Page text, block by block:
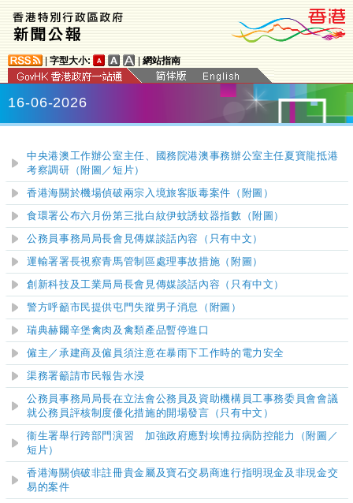
字型大小: 網站指南
16-06-2026
中央港澳工作辦公室主任、國務院港澳事務辦公室主任夏寶龍抵港
考察調研 （附圖／短片）
香港海關於機場偵破兩宗入境旅客販毒案件（附圖）
食環署公布六月份第三批白紋伊蚊誘蚊器指數（附圖）
公務員事務局局長會見傳媒談話內容（只有中文）
運輸署署長視察青馬管制區處理事故措施 （附圖）
創新科技及工業局局長會見傳媒談話內容 （只有中文）
警方呼籲市民提供屯門失蹤男子消息（附圖）
瑞典赫爾辛堡禽肉及禽類產品暫停進口
僱主／承建商及僱員須注意在暴雨下工作時的電力安全
渠務署籲請市民報告水浸
公務員事務局局長在立法會公務員及資助機構員工事務委員會會議
就公務員評核制度優化措施的開場發言（只有中文）
衞生署舉行跨部門演習 加強政府應對埃博拉病防控能力（附圖／
短片）
香港海關偵破非註冊貴金屬及寶石交易商進行指明現金及非現金交
易的案件